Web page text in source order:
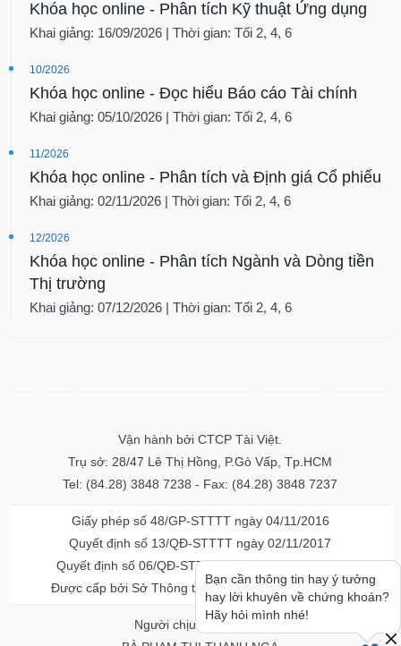
Khóa học online - Phân tích Kỹ thuật Ứng dụng
Khai giảng: 16/09/2026 | Thời gian: Tối 2, 4, 6
10/2026
Khóa học online - Đọc hiểu Báo cáo Tài chính
Khai giảng: 05/10/2026 | Thời gian: Tối 2, 4, 6
11/2026
Khóa học online - Phân tích và Định giá Cổ phiếu
Khai giảng: 02/11/2026 | Thời gian: Tối 2, 4, 6
12/2026
Khóa học online - Phân tích Ngành và Dòng tiền
Thị trường
Khai giảng: 07/12/2026 | Thời gian: Tối 2, 4, 6
Vận hành bởi CTCP Tài Việt.
Trụ sở: 28/47 Lê Thị Hồng, P.Gò Vấp, Tp.HCM
Tel: (84.28) 3848 7238 - Fax: (84.28) 3848 7237
Giấy phép số 48/GP-STTTT ngày 04/11/2016
Quyết định số 13/QĐ-STTTT ngày 02/11/2017
Quyết định số 06/QĐ-STTTT-ICP ngày 20/07/2023
Được cấp bởi Sở Thông tin và Truyền thông TPHCM
Người chịu trách nhiệm
Bạn cần thông tin hay ý tưởng
hay lời khuyên về chứng khoán?
Hãy hỏi mình nhé!